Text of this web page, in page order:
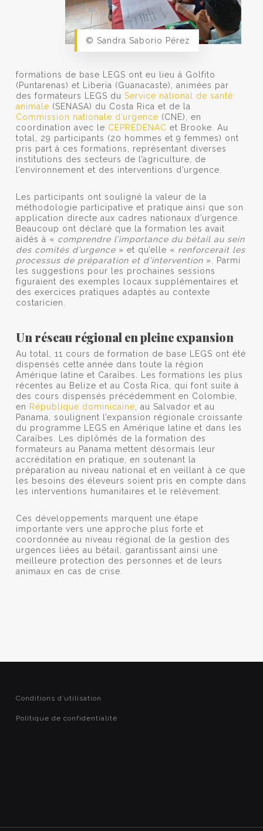
© Sandra Saborio Pérez
formations de base LEGS ont eu lieu à Golfito
(Puntarenas) et Liberia (Guanacaste), animées par
des formateurs LEGS du Service national de santé
animale (SENASA) du Costa Rica et de la
Commission nationale d’urgence (CNE), en
coordination avec le CEPREDENAC et Brooke. Au
total, 29 participants (20 hommes et 9 femmes) ont
pris part à ces formations, représentant diverses
institutions des secteurs de l’agriculture, de
l’environnement et des interventions d’urgence.
Les participants ont souligné la valeur de la
méthodologie participative et pratique ainsi que son
application directe aux cadres nationaux d’urgence.
Beaucoup ont déclaré que la formation les avait
aidés à « comprendre l’importance du bétail au sein
des comités d’urgence» et qu’elle « renforcerait les
processus de préparation et d’intervention». Parmi
les suggestions pour les prochaines sessions
figuraient des exemples locaux supplémentaires et
des exercices pratiques adaptés au contexte
costaricien.
Un réseau régional en pleine expansion
Au total, 11 cours de formation de base LEGS ont été
dispensés cette année dans toute la région
Amérique latine et Caraïbes. Les formations les plus
récentes au Belize et au Costa Rica, qui font suite à
des cours dispensés précédemment en Colombie,
en République dominicaine , au Salvador et au
Panama, soulignent l’expansion régionale croissante
du programme LEGS en Amérique latine et dans les
Caraïbes. Les diplômés de la formation des
formateurs au Panama mettent désormais leur
accréditation en pratique, en soutenant la
préparation au niveau national et en veillant à ce que
les besoins des éleveurs soient pris en compte dans
les interventions humanitaires et le relèvement.
Ces développements marquent une étape
importante vers une approche plus forte et
coordonnée au niveau régional de la gestion des
urgences liées au bétail, garantissant ainsi une
meilleure protection des personnes et de leurs
animaux en cas de crise.
Conditions d’utilisation
Politique de confidentialité